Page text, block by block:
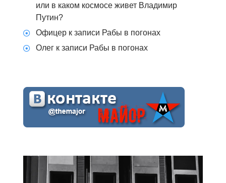
или в каком космосе живет Владимир
Путин?
Офицер к записи Рабы в погонах
Олег к записи Рабы в погонах